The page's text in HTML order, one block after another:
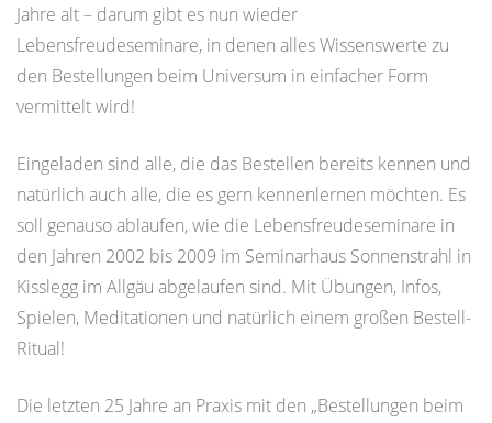
Jahre alt – darum gibt es nun wieder
Lebensfreudeseminare, in denen alles Wissenswerte zu
den Bestellungen beim Universum in einfacher Form
vermittelt wird!
Eingeladen sind alle, die das Bestellen bereits kennen und
natürlich auch alle, die es gern kennenlernen möchten. Es
soll genauso ablaufen, wie die Lebensfreudeseminare in
den Jahren 2002 bis 2009 im Seminarhaus Sonnenstrahl in
Kisslegg im Allgäu abgelaufen sind. Mit Übungen, Infos,
Spielen, Meditationen und natürlich einem großen Bestell-
Ritual!
Die letzten 25 Jahre an Praxis mit den „Bestellungen beim